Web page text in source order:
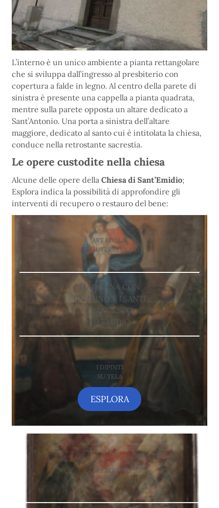
L’interno è un unico ambiente a pianta rettangolare
che si sviluppa dall’ingresso al presbiterio con
copertura a falde in legno. Al centro della parete di
sinistra è presente una cappella a pianta quadrata,
mentre sulla parete opposta un altare dedicato a
Sant’Antonio. Una porta a sinistra dell’altare
maggiore, dedicato al santo cui è intitolata la chiesa,
conduce nella retrostante sacrestia.
Le opere custodite nella chiesa
Alcune delle opere della Chiesa di Sant’Emidio;
Esplora indica la possibilità di approfondire gli
interventi di recupero o restauro del bene:
ART BONUS
PER IL TERREMOTO
MADONNA CON
BAMBINO E I SANTI
FRANCESCO
ED EMIDIO
I DIPINTI
SU TELA
ESPLORA
ART BONUS
PER IL TERREMOTO